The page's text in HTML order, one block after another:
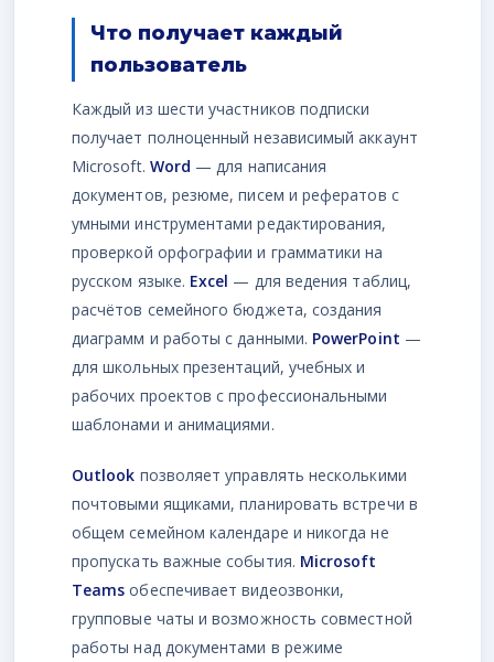
Что получает каждый
пользователь
Каждый из шести участников подписки
получает полноценный независимый аккаунт
Microsoft. Word — для написания
документов, резюме, писем и рефератов с
умными инструментами редактирования,
проверкой орфографии и грамматики на
русском языке. Excel — для ведения таблиц,
расчётов семейного бюджета, создания
диаграмм и работы с данными. PowerPoint —
для школьных презентаций, учебных и
рабочих проектов с профессиональными
шаблонами и анимациями.
Outlook позволяет управлять несколькими
почтовыми ящиками, планировать встречи в
общем семейном календаре и никогда не
пропускать важные события. Microsoft
Teams обеспечивает видеозвонки,
групповые чаты и возможность совместной
работы над документами в режиме